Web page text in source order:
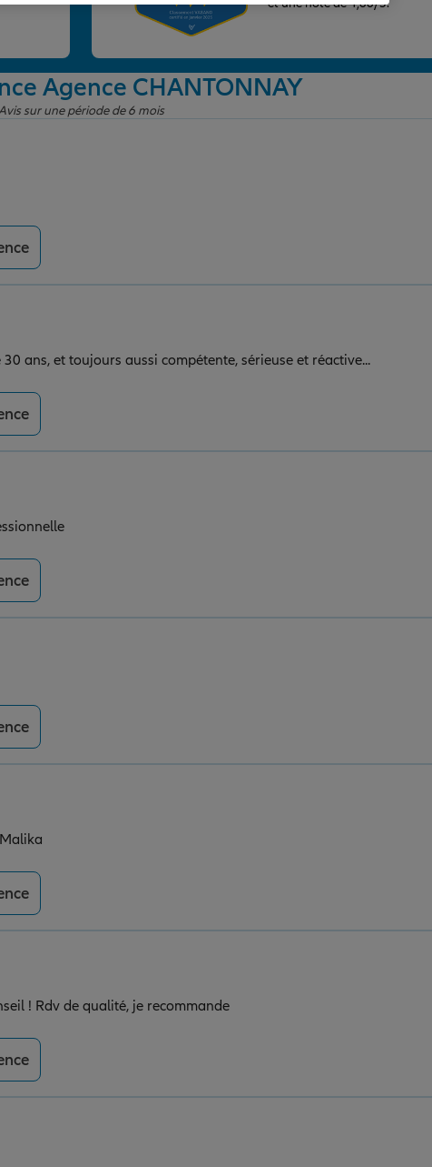
Agence CHANTONNAY
sur une période de 6 mois
ans, et toujours aussi compétente, sérieuse et réactive...
! Rdv de qualité, je recommande